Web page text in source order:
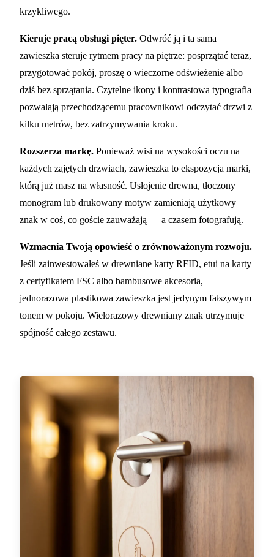
krzykliwego.
Kieruje pracą obsługi pięter. Odwróć ją i ta sama
zawieszka steruje rytmem pracy na piętrze: posprzątać teraz,
przygotować pokój, proszę o wieczorne odświeżenie albo
dziś bez sprzątania. Czytelne ikony i kontrastowa typografia
pozwalają przechodzącemu pracownikowi odczytać drzwi z
kilku metrów, bez zatrzymywania kroku.
Rozszerza markę. Ponieważ wisi na wysokości oczu na
każdych zajętych drzwiach, zawieszka to ekspozycja marki,
którą już masz na własność. Usłojenie drewna, tłoczony
monogram lub drukowany motyw zamieniają użytkowy
znak w coś, co goście zauważają — a czasem fotografują.
Wzmacnia Twoją opowieść o zrównoważonym rozwoju.
Jeśli zainwestowałeś w drewniane karty RFID, etui na karty
z certyfikatem FSC albo bambusowe akcesoria,
jednorazowa plastikowa zawieszka jest jedynym fałszywym
tonem w pokoju. Wielorazowy drewniany znak utrzymuje
spójność całego zestawu.